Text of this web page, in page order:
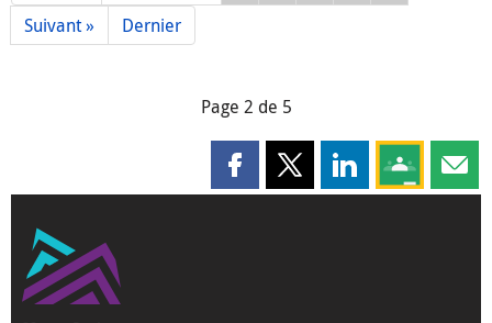
Suivant »
Dernier
Page 2 de 5
Partager cette page sur
Partager cette page sur X
Partager cette
Partagez